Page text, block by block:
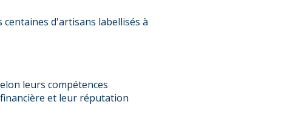
d'artisans labellisés à
leurs compétences
et leur réputation